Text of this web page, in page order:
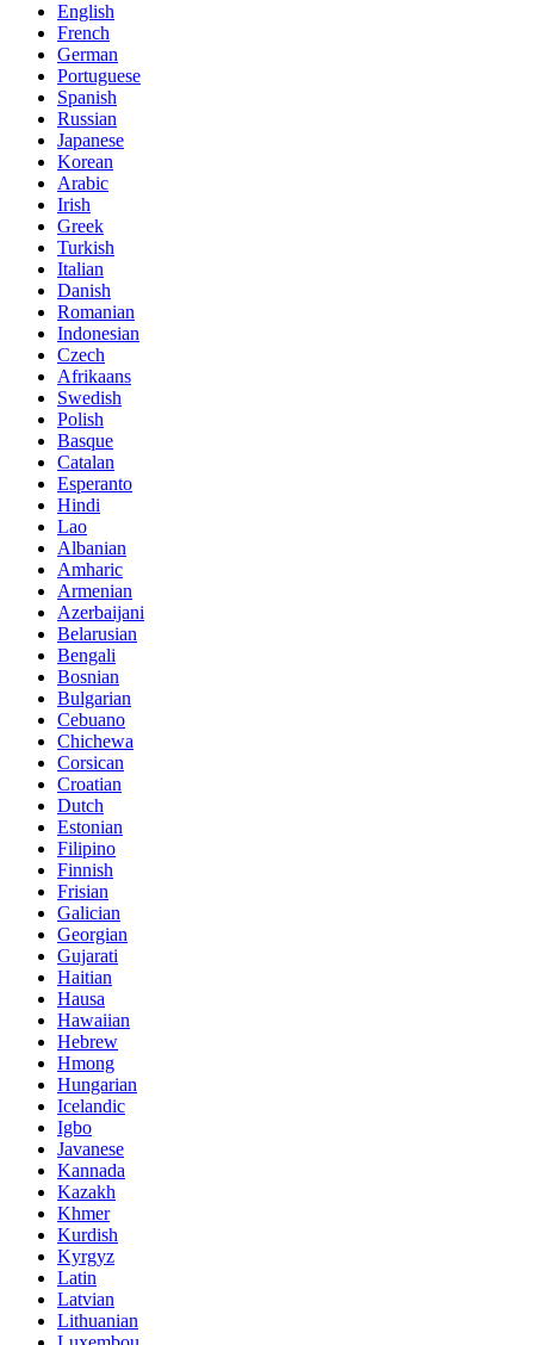
English
French
German
Portuguese
Spanish
Russian
Japanese
Korean
Arabic
Irish
Greek
Turkish
Italian
Danish
Romanian
Indonesian
Czech
Afrikaans
Swedish
Polish
Basque
Catalan
Esperanto
Hindi
Lao
Albanian
Amharic
Armenian
Azerbaijani
Belarusian
Bengali
Bosnian
Bulgarian
Cebuano
Chichewa
Corsican
Croatian
Dutch
Estonian
Filipino
Finnish
Frisian
Galician
Georgian
Gujarati
Haitian
Hausa
Hawaiian
Hebrew
Hmong
Hungarian
Icelandic
Igbo
Javanese
Kannada
Kazakh
Khmer
Kurdish
Kyrgyz
Latin
Latvian
Lithuanian